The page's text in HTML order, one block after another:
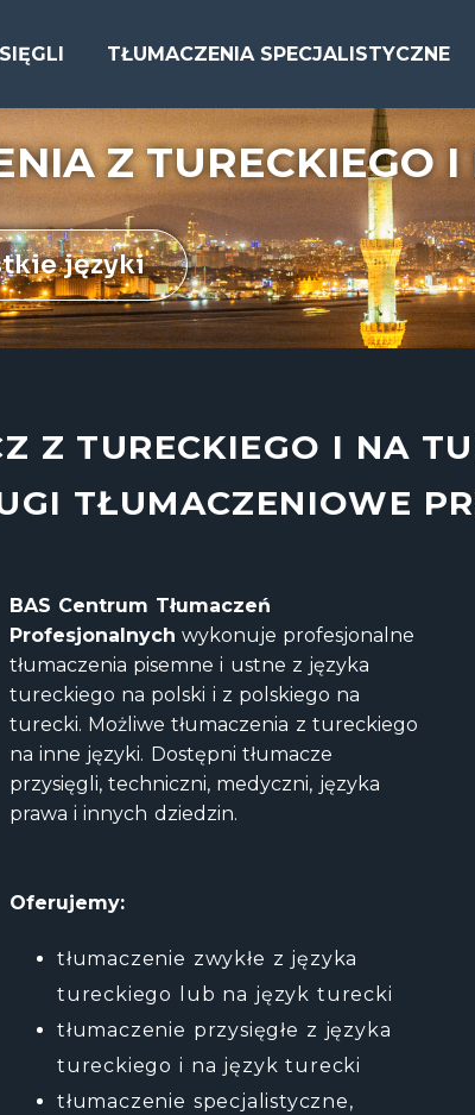
TŁUMACZENIA SPECJALISTYCZNE
Z TURECKIEGO
języki
Z TURECKIEGO I NA
TŁUMACZENIOWE
BAS Centrum Tłumaczeń
Profesjonalnych wykonuje profesjonalne
tłumaczenia pisemne i ustne z języka
tureckiego na polski i z polskiego na
turecki. Możliwe tłumaczenia z tureckiego
na inne języki. Dostępni tłumacze
przysięgli, techniczni, medyczni, języka
prawa i innych dziedzin.
Oferujemy:
tłumaczenie zwykłe z języka
tureckiego lub na język turecki
tłumaczenie przysięgłe z języka
tureckiego i na język turecki
tłumaczenie specjalistyczne,